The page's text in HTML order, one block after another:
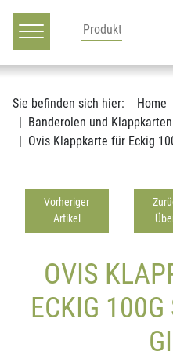
Hauptnavigation
Zum Inhalt
Sie befinden sich hier: Home
Banderolen und Klappkarten
Ovis Klappkarte für Eckig
Vorheriger
Artikel
OVIS
ECKIG 100G